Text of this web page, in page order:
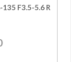
F3.5-5.6 R